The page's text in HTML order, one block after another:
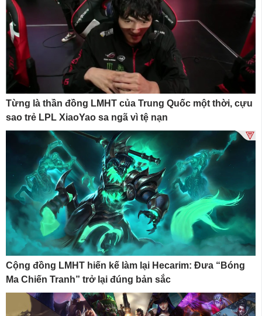
Từng là thần đồng LMHT của Trung Quốc một thời, cựu
sao trẻ LPL XiaoYao sa ngã vì tệ nạn
Cộng đồng LMHT hiến kế làm lại Hecarim: Đưa “Bóng
Ma Chiến Tranh” trở lại đúng bản sắc